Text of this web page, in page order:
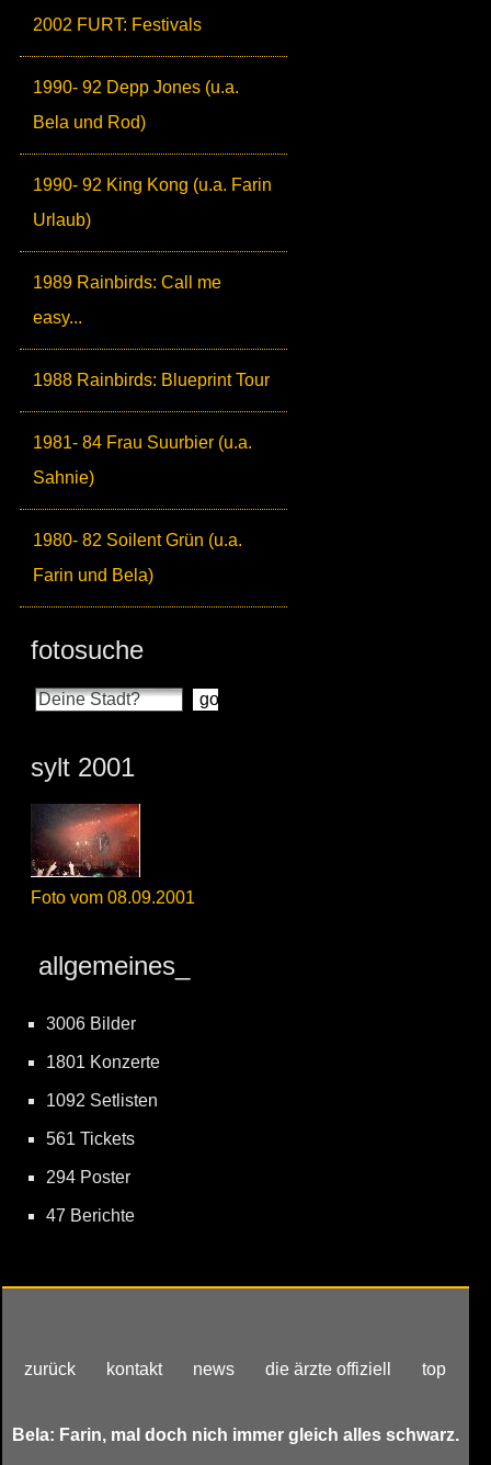
2002 FURT: Festivals
1990- 92 Depp Jones (u.a.
Bela und Rod)
1990- 92 King Kong (u.a. Farin
Urlaub)
1989 Rainbirds: Call me
easy...
1988 Rainbirds: Blueprint Tour
1981- 84 Frau Suurbier (u.a.
Sahnie)
1980- 82 Soilent Grün (u.a.
Farin und Bela)
fotosuche
sylt 2001
Foto vom 08.09.2001
allgemeines_
3006 Bilder
1801 Konzerte
1092 Setlisten
561 Tickets
294 Poster
47 Berichte
zurück kontakt news die ärzte offiziell top
Bela: Farin, mal doch nich immer gleich alles schwarz.